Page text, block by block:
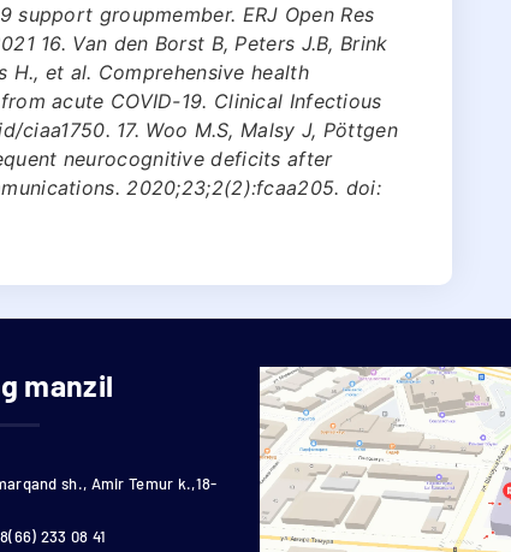
groupmember. ERJ Open Res
16. Van den Borst B, Peters J.B, Brink
H., et al. Comprehensive health
acute COVID-19. Clinical Infectious
ciaa1750. 17. Woo M.S, Malsy J, Pöttgen
neurocognitive deficits after
2020;23;2(2):fcaa205. doi:
manzil
sh., Amir Temur k.,18-
233 08 41